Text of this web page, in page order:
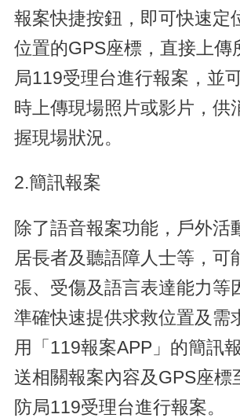
報案快捷按鈕，即可快速定
位置的GPS座標，直接上傳
局119受理台進行報案，並
時上傳現場照片或影片，供
握現場狀況。
2.簡訊報案
除了語音報案功能，戶外活
居長者及聽語障人士等，可
張、受傷及語言表達能力等
準確快速提供求救位置及需
用「119報案APP」的簡訊
送相關報案內容及GPS座標
防局119受理台進行報案。